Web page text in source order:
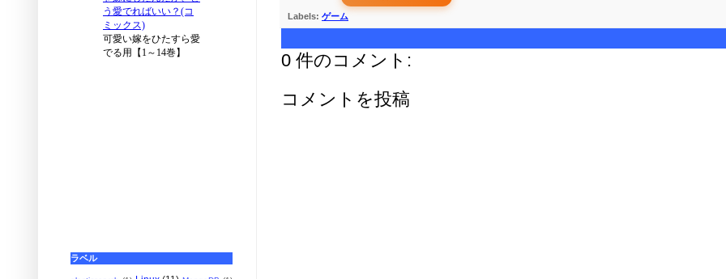
Labels: ゲーム
0 件のコメント:
コメントを投稿
ラベル